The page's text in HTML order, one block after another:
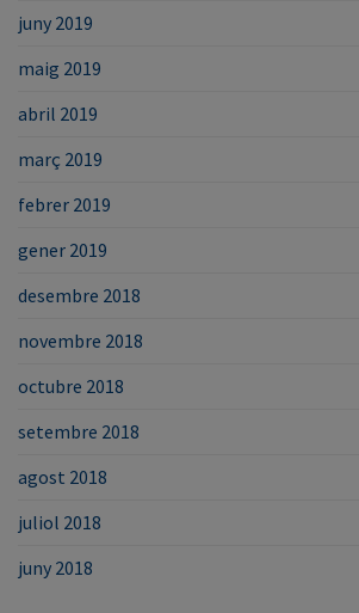
juny 2019
maig 2019
abril 2019
març 2019
febrer 2019
gener 2019
desembre 2018
novembre 2018
octubre 2018
setembre 2018
agost 2018
juliol 2018
juny 2018